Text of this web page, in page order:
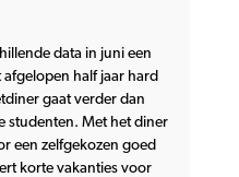
data in juni een
half jaar hard
gaat verder dan
studenten. Met het diner
een zelfgekozen goed
korte vakanties voor